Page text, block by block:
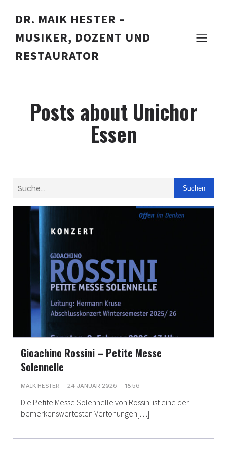
DR. MAIK HESTER –
MUSIKER, DOZENT UND
RESTAURATOR
Posts about Unichor
Essen
Suchen
Gioachino Rossini – Petite Messe
Solennelle
MAIK HESTER - 24 JANUAR 2026 - 18:56
Die Petite Messe Solennelle von Rossini ist eine der
bemerkenswertesten Vertonungen[…]